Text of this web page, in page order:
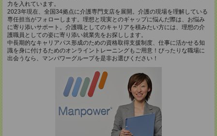
力を入れています。
2023年現在、全国34拠点に介護専門支店を展開。介護の現場を理解している
専任担当がフォローします。理想と現実とのギャップに悩んだ際は、お悩み
に寄り添いサポート。介護職としてのキャリアを積みたい方には、理想の介
護職員としての姿に寄り添い就業先をお探しします。
中長期的なキャリアパス形成のための資格取得支援制度、仕事に活かせる知
識を身に付けるためのオンライントレーニングもご用意！ぴったりな職場に
出会うなら、マンパワーグループを是非お選びください！